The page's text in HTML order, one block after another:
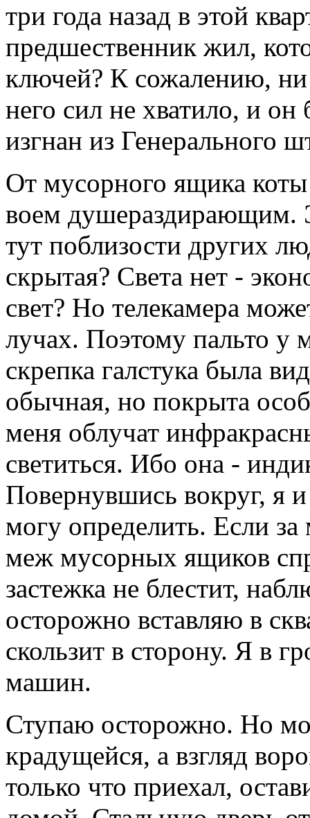
три года назад в этой
предшественник жил,
ключей? К сожалению, ни
него сил не хватило, и
изгнан из Генерального
От мусорного ящика
воем душераздирающим.
тут поблизости других
скрытая? Света нет -
свет? Но телекамера
лучах. Поэтому пальто у
скрепка галстука была
обычная, но покрыта
меня облучат
светиться. Ибо она -
Повернувшись вокруг, я
могу определить. Если
меж мусорных ящиков
застежка не блестит,
осторожно вставляю в
скользит в сторону. Я в
машин.
Ступаю осторожно. Но
крадущейся, а взгляд
только что приехал,